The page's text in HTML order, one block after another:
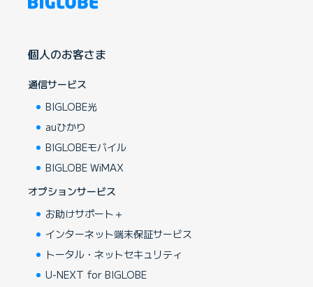
個人のお客さま
通信サービス
BIGLOBE光
auひかり
BIGLOBEモバイル
BIGLOBE WiMAX
オプションサービス
お助けサポート＋
インターネット端末保証サービス
トータル・ネットセキュリティ
U-NEXT for BIGLOBE